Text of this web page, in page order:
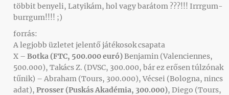
többit benyeli, Latyikám, hol vagy barátom ???!!! Irrrgum-
burrgum!!!! ;)
forrás:
A legjobb üzletet jelentő játékosok csapata
X – Botka (FTC, 500.000 euró)Benjamin (Valenciennes,
500.000), Takács Z. (DVSC, 300.000, bár ez erősen túlzónak
tűnik) – Abraham (Tours, 300.000), Vécsei (Bologna, nincs
adat), Prosser (Puskás Akadémia, 300.000), Diego (Tours,